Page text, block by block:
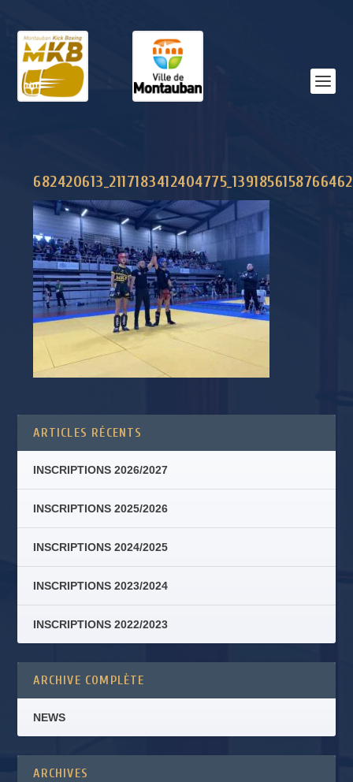
ARTICLES RÉCENTS
INSCRIPTIONS 2026/2027
INSCRIPTIONS 2025/2026
INSCRIPTIONS 2024/2025
INSCRIPTIONS 2023/2024
INSCRIPTIONS 2022/2023
ARCHIVE COMPLÈTE
NEWS
ARCHIVES